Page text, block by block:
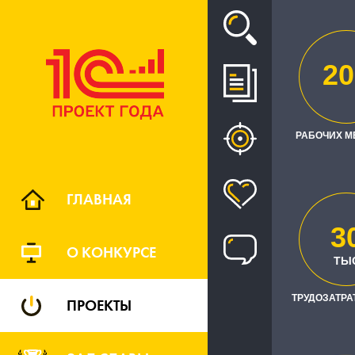
ГЛАВНАЯ
О КОНКУРСЕ
ПРОЕКТЫ
Проект
РЕГИОН
РАБОЧИХ